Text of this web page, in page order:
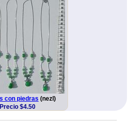
con piedras (nezl)
Precio $4.50